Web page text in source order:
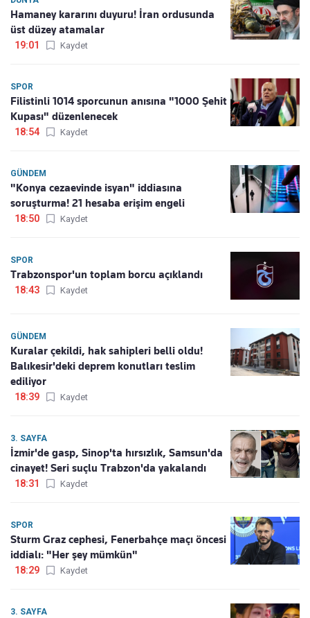
Hamaney kararını duyuru! İran ordusunda
üst düzey atamalar
19:01 Kaydet
SPOR
Filistinli 1014 sporcunun anısına "1000 Şehit
Kupası" düzenlenecek
18:54 Kaydet
GÜNDEM
"Konya cezaevinde isyan" iddiasına
soruşturma! 21 hesaba erişim engeli
18:50 Kaydet
SPOR
Trabzonspor'un toplam borcu açıklandı
18:43 Kaydet
GÜNDEM
Kuralar çekildi, hak sahipleri belli oldu!
Balıkesir'deki deprem konutları teslim
ediliyor
18:39 Kaydet
3. SAYFA
İzmir'de gasp, Sinop'ta hırsızlık, Samsun'da
cinayet! Seri suçlu Trabzon'da yakalandı
18:31 Kaydet
SPOR
Sturm Graz cephesi, Fenerbahçe maçı öncesi
iddialı: "Her şey mümkün"
18:29 Kaydet
3. SAYFA